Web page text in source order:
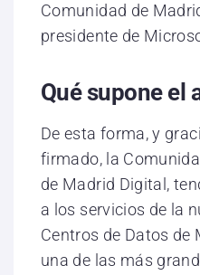
Comunidad de
presidente de
Qué supone el
De esta forma, y
firmado, la
de Madrid Digital,
a los servicios de la
Centros de Datos de
una de las más